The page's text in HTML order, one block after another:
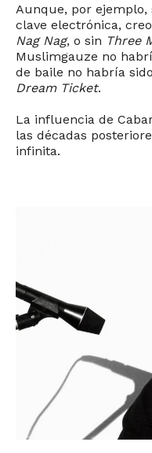
Aunque, por
clave electrónica,
Nag Nag, o sin Three
Muslimgauze no
de baile no habría
Dream Ticket.
La influencia de
las décadas
infinita.